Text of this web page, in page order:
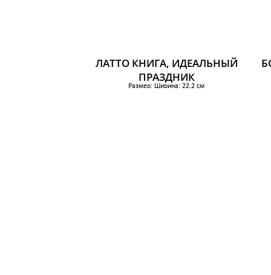
ЛАТТО КНИГА, ИДЕАЛЬНЫЙ
ПРАЗДНИК
Размер: Ширина: 22.2 см